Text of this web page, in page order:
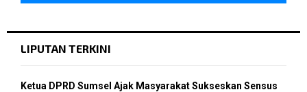
LIPUTAN TERKINI
Ketua DPRD Sumsel Ajak Masyarakat Sukseskan Sensus